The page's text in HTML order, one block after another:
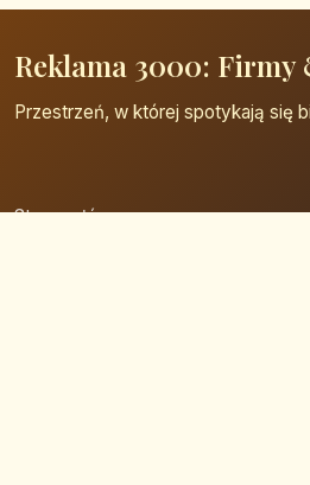
Reklama 3000: Firmy
Przestrzeń, w której spotykają się
Strona główna